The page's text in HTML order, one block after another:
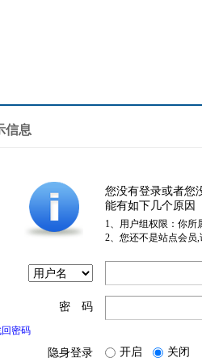
信息
您没有登录或者您
能有如下几个原因
1、用户组权限：你所
2、您还不是站点会员
密 码
密码
隐身登录 开启 关闭